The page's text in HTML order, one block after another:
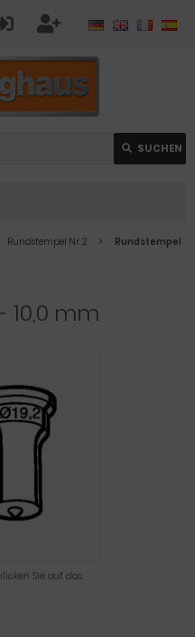
SUCHEN
Rundstempel Nr. 2
Rundstempel
10,0 mm
Sie auf das